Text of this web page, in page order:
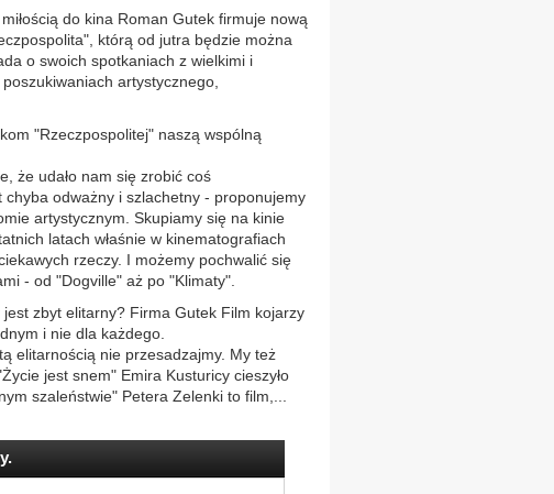
do kina Roman Gutek firmuje nową
którą od jutra będzie można
o swoich spotkaniach z wielkimi i
artystycznego,
"Rzeczpospolitej" naszą wspólną
że udało nam się zrobić coś
chyba odważny i szlachetny - proponujemy
artystycznym. Skupiamy się na kinie
latach właśnie w kinematografiach
rzeczy. I możemy pochwalić się
- od "Dogville" aż po "Klimaty".
zbyt elitarny? Firma Gutek Film kojarzy
i nie dla każdego.
elitarnością nie przesadzajmy. My też
jest snem" Emira Kusturicy cieszyło
szaleństwie" Petera Zelenki to film,...